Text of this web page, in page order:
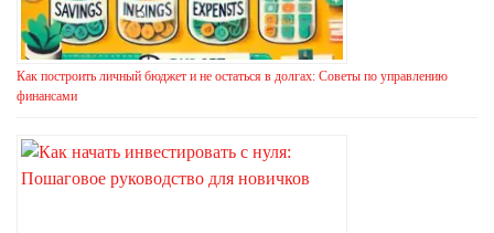
Как построить личный бюджет и не остаться в долгах: Советы по управлению
финансами